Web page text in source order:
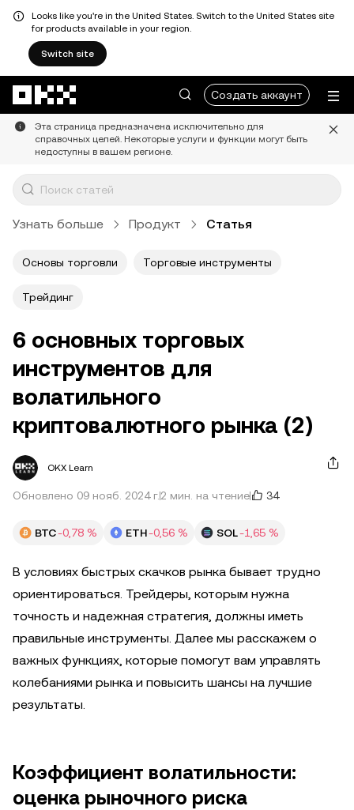
Looks like you're in the United States. Switch to the United States site
for products available in your region.
Switch site
Создать аккаунт
Эта страница предназначена исключительно для
справочных целей. Некоторые услуги и функции могут быть
недоступны в вашем регионе.
Узнать больше Продукт Статья
Основы торговли Торговые инструменты
Трейдинг
6 основных торговых
инструментов для
волатильного
криптовалютного рынка (2)
OKX Learn
Обновлено 09 нояб. 2024 г. 2 мин. на чтение 34
BTC-0,78 % ETH-0,56 % SOL-1,65 %
В условиях быстрых скачков рынка бывает трудно
ориентироваться. Трейдеры, которым нужна
точность и надежная стратегия, должны иметь
правильные инструменты. Далее мы расскажем о
важных функциях, которые помогут вам управлять
колебаниями рынка и повысить шансы на лучшие
результаты.
Коэффициент волатильности:
оценка рыночного риска